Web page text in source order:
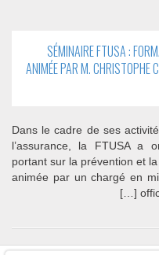
SÉMINAIRE FTUSA :
ANIMÉE PAR M. CHRISTOPHE
Dans le cadre de ses
l’assurance, la FTUSA a
portant sur la prévention et
animée par un chargé en